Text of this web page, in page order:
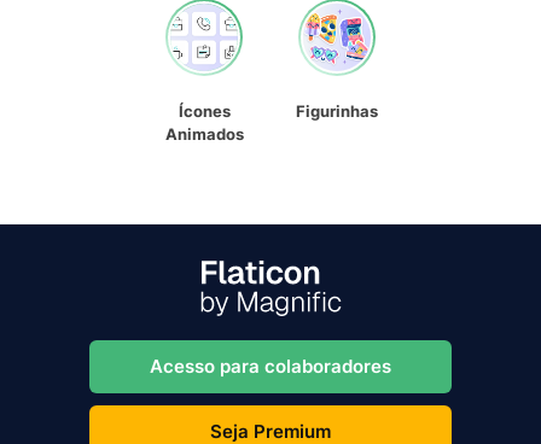
Ícones
Animados
Figurinhas
Acesso para colaboradores
Seja Premium